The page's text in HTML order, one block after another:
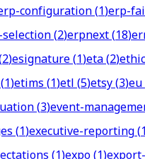
configuration(1)erp-
(2)erpnext(18)
2)esignature(1)eta(2)
1)etims(1)etl(5)etsy(3)eu
(3)event-
(1)executive-reporting(